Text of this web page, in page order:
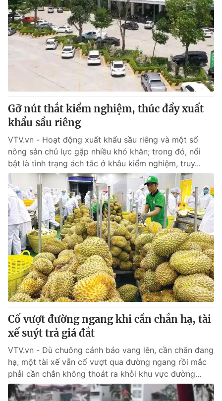
Gỡ nút thắt kiểm nghiệm, thúc đẩy xuất
khẩu sầu riêng
VTV.vn - Hoạt động xuất khẩu sầu riêng và một số
nông sản chủ lực gặp nhiều khó khăn; trong đó, nổi
bật là tình trạng ách tắc ở khâu kiểm nghiệm, truy...
Cố vượt đường ngang khi cần chắn hạ, tài
xế suýt trả giá đắt
VTV.vn - Dù chuông cảnh báo vang lên, cần chắn đang
hạ, một tài xế vẫn cố vượt qua đường ngang rồi mắc
phải cần chắn không thoát ra khỏi khu vực đường...